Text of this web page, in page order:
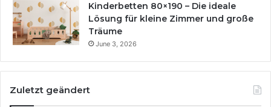
Kinderbetten 80×190 – Die ideale
Lösung für kleine Zimmer und große
Träume
June 3, 2026
Zuletzt geändert